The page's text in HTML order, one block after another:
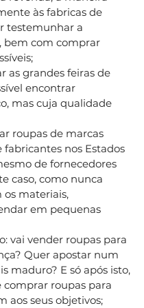
às fabricas de
testemunhar a
bem com comprar
as grandes feiras de
encontrar
mas cuja qualidade
roupas de marcas
nos Estados
de fornecedores
caso, como nunca
os materiais,
em pequenas
vai vender roupas para
Quer apostar num
maduro? E só após isto,
roupas para
aos seus objetivos;